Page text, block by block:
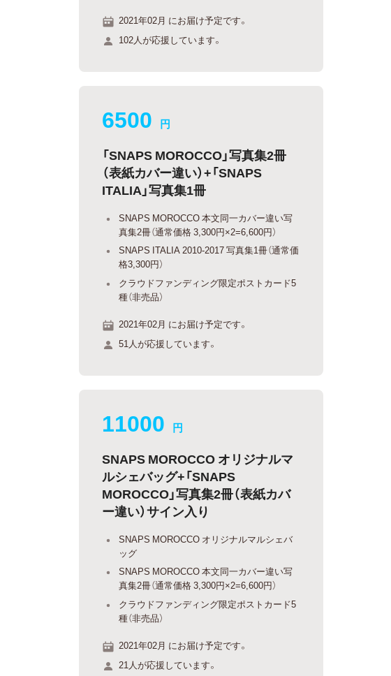
2021年02月 にお届け予定です。
102人が応援しています。
6500 円
「SNAPS MOROCCO」写真集2冊
（表紙カバー違い）+「SNAPS
ITALIA」写真集1冊
SNAPS MOROCCO 本文同一カバー違い写
真集2冊（通常価格 3,300円×2=6,600円）
SNAPS ITALIA 2010-2017 写真集1冊（通常価
格3,300円）
クラウドファンディング限定ポストカード5
種（非売品）
2021年02月 にお届け予定です。
51人が応援しています。
11000 円
SNAPS MOROCCO オリジナルマ
ルシェバッグ+「SNAPS
MOROCCO」写真集2冊（表紙カバ
ー違い）サイン入り
SNAPS MOROCCO オリジナルマルシェバ
ッグ
SNAPS MOROCCO 本文同一カバー違い写
真集2冊（通常価格 3,300円×2=6,600円）
クラウドファンディング限定ポストカード5
種（非売品）
2021年02月 にお届け予定です。
21人が応援しています。